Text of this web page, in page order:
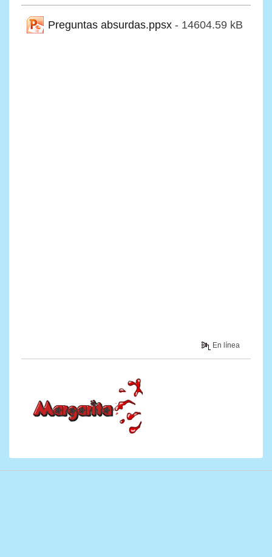
Preguntas absurdas.ppsx - 14604.59 kB
En línea